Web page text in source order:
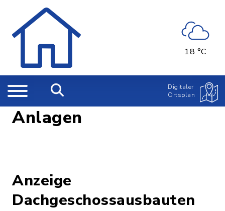
18 °C
Digitaler
Ortsplan
Anlagen
Anzeige
Dachgeschossausbauten